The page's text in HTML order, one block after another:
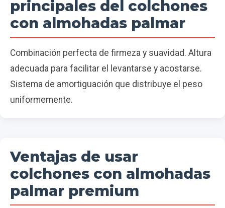
principales del colchones
con almohadas palmar
Combinación perfecta de firmeza y suavidad. Altura
adecuada para facilitar el levantarse y acostarse.
Sistema de amortiguación que distribuye el peso
uniformemente.
Ventajas de usar
colchones con almohadas
palmar premium